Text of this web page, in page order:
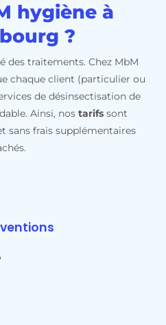
hygiène à
?
traitements. Chez MbM
chaque client (particulier ou
de désinsectisation de
Ainsi, nos tarifssont
sans frais supplémentaires